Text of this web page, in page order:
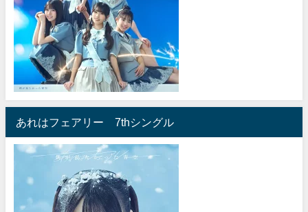
あれはフェアリー 7thシングル